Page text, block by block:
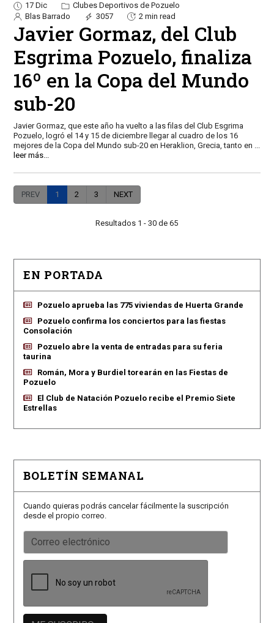
17 Dic
Clubes Deportivos de Pozuelo
Blas Barrado
3057 2 min read
Javier Gormaz, del Club
Esgrima Pozuelo, finaliza
16º en la Copa del Mundo
sub-20
Javier Gormaz, que este año ha vuelto a las filas del Club Esgrima
Pozuelo, logró el 14 y 15 de diciembre llegar al cuadro de los 16
mejores de la Copa del Mundo sub-20 en Heraklion, Grecia, tanto en ...
leer más...
PREV 1 2 3 NEXT
Resultados 1 - 30 de 65
EN PORTADA
Pozuelo aprueba las 775 viviendas de Huerta Grande
Pozuelo confirma los conciertos para las fiestas
Consolación
Pozuelo abre la venta de entradas para su feria
taurina
Román, Mora y Burdiel torearán en las Fiestas de
Pozuelo
El Club de Natación Pozuelo recibe el Premio Siete
Estrellas
BOLETÍN SEMANAL
Cuando quieras podrás cancelar fácilmente la suscripción
desde el propio correo.